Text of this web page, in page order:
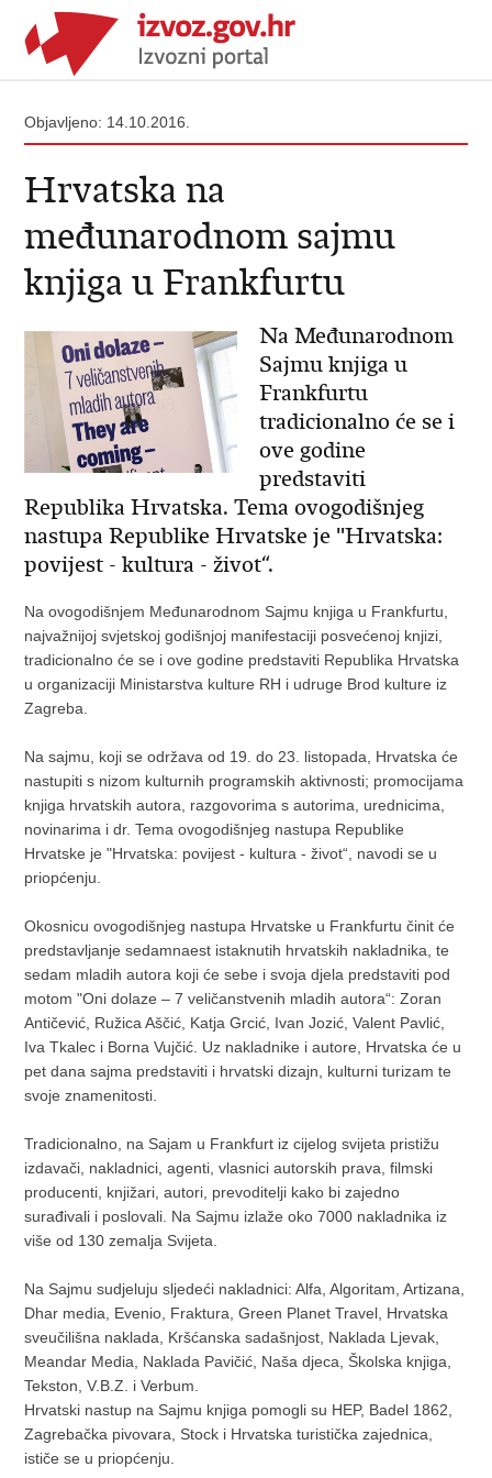
Objavljeno: 14.10.2016.
Hrvatska na
međunarodnom sajmu
knjiga u Frankfurtu
Na Međunarodnom
Sajmu knjiga u
Frankfurtu
tradicionalno će se i
ove godine
predstaviti
Republika Hrvatska. Tema ovogodišnjeg
nastupa Republike Hrvatske je "Hrvatska:
povijest - kultura - život“.
Na ovogodišnjem Međunarodnom Sajmu knjiga u Frankfurtu,
najvažnijoj svjetskoj godišnjoj manifestaciji posvećenoj knjizi,
tradicionalno će se i ove godine predstaviti Republika Hrvatska
u organizaciji Ministarstva kulture RH i udruge Brod kulture iz
Zagreba.
Na sajmu, koji se održava od 19. do 23. listopada, Hrvatska će
nastupiti s nizom kulturnih programskih aktivnosti; promocijama
knjiga hrvatskih autora, razgovorima s autorima, urednicima,
novinarima i dr. Tema ovogodišnjeg nastupa Republike
Hrvatske je "Hrvatska: povijest - kultura - život“, navodi se u
priopćenju.
Okosnicu ovogodišnjeg nastupa Hrvatske u Frankfurtu činit će
predstavljanje sedamnaest istaknutih hrvatskih nakladnika, te
sedam mladih autora koji će sebe i svoja djela predstaviti pod
motom "Oni dolaze – 7 veličanstvenih mladih autora“: Zoran
Antičević, Ružica Aščić, Katja Grcić, Ivan Jozić, Valent Pavlić,
Iva Tkalec i Borna Vujčić. Uz nakladnike i autore, Hrvatska će u
pet dana sajma predstaviti i hrvatski dizajn, kulturni turizam te
svoje znamenitosti.
Tradicionalno, na Sajam u Frankfurt iz cijelog svijeta pristižu
izdavači, nakladnici, agenti, vlasnici autorskih prava, filmski
producenti, knjižari, autori, prevoditelji kako bi zajedno
surađivali i poslovali. Na Sajmu izlaže oko 7000 nakladnika iz
više od 130 zemalja Svijeta.
Na Sajmu sudjeluju sljedeći nakladnici: Alfa, Algoritam, Artizana,
Dhar media, Evenio, Fraktura, Green Planet Travel, Hrvatska
sveučilišna naklada, Kršćanska sadašnjost, Naklada Ljevak,
Meandar Media, Naklada Pavičić, Naša djeca, Školska knjiga,
Tekston, V.B.Z. i Verbum.
Hrvatski nastup na Sajmu knjiga pomogli su HEP, Badel 1862,
Zagrebačka pivovara, Stock i Hrvatska turistička zajednica,
ističe se u priopćenju.